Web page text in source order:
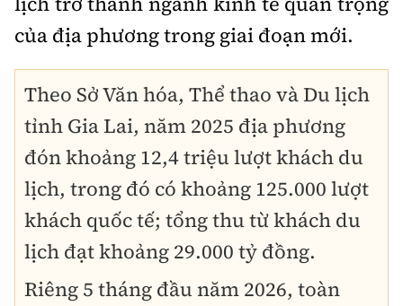
của địa phương trong giai đoạn mới.
Theo Sở Văn hóa, Thể thao và Du lịch
tỉnh Gia Lai, năm 2025 địa phương
đón khoảng 12,4 triệu lượt khách du
lịch, trong đó có khoảng 125.000 lượt
khách quốc tế; tổng thu từ khách du
lịch đạt khoảng 29.000 tỷ đồng.
Riêng 5 tháng đầu năm 2026, toàn